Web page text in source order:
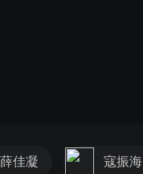
薛佳凝 寇振海